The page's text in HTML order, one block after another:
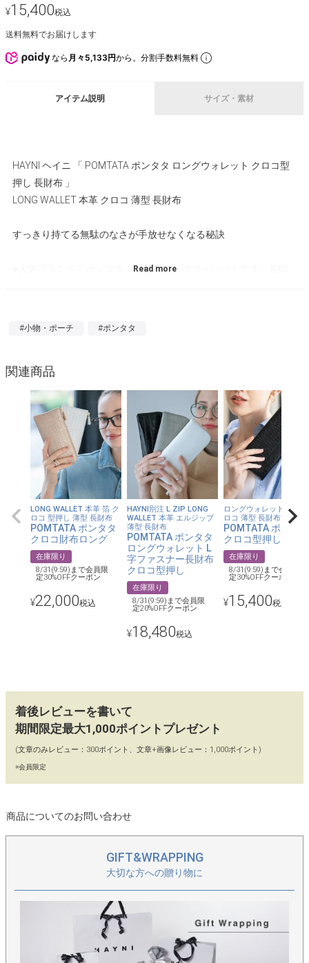
¥15,400税込
送料無料でお届けします
なら 月々5,133円から。分割手数料無料
アイテム説明 サイズ・素材
HAYNI ヘイニ 「 POMTATA ポンタタ ロングウォレット クロコ型
押し 長財布 」
LONG WALLET 本革 クロコ 薄型 長財布
すっきり持てる無駄のなさが手放せなくなる秘訣
●人気ブランド「ポンタタ」の薄型ロングウォレットです。長財
●安心の日本製。
●厚みは最大約1センチとスリムでシンプル。
●背面にはコインを入れられるファスナーポケット付き。片側に
マチがあって中が確認しやすくなっています。
【コーディネート】
ベーシックカラーにクロコを型押しで大人っぽく洗練された雰囲
気が様々なシーンに似合います。
【カラー】
ブラック、グレージュ
#小物・ポーチ #ポンタタ
関連商品
LONG WALLET 本革 箔 ク
ロコ 型押し 薄型 長財布
POMTATA ポンタタ
クロコ財布ロング
在庫限り
8/31(9:59)まで会員限
定30%OFFクーポン
¥22,000税込
HAYNI別注 L ZIP LONG
WALLET 本革 エルジップ
薄型 長財布
POMTATA ポンタタ
ロングウォレット L
字ファスナー長財布
クロコ型押し
在庫限り
8/31(9:59)まで会員限
定20%OFFクーポン
¥18,480税込
ロングウォレット 本革
ロコ 薄型 長財布
POMTATA ポンタタ
クロコ型押し長財
在庫限り
8/31(9:59)まで会員限
定30%OFFクーポン
¥15,400税込
着後レビューを書いて
期間限定最大1,000ポイントプレゼント
(文章のみレビュー：300ポイント、文章+画像レビュー：1,000ポイント)
※会員限定
商品についてのお問い合わせ
GIFT&WRAPPING
大切な方への贈り物に